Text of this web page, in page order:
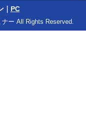
PC
ー All Rights Reserved.